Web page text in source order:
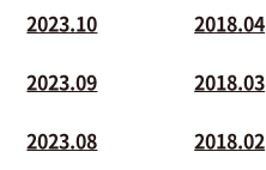
2023.10
2023.09
2023.08
2018.04
2018.03
2018.02